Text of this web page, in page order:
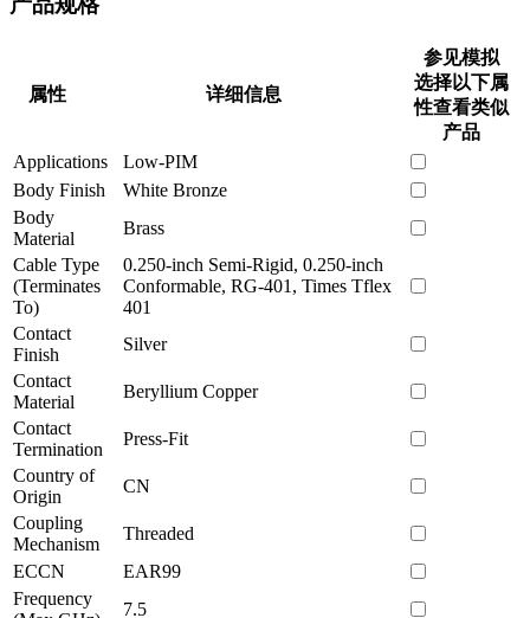
属性 详细信息
参见模拟
选择以下属
性查看类似
产品
Applications
Low-PIM
Body Finish
White Bronze
Body
Material
Brass
Cable Type
(Terminates
To)
0.250-inch Semi-Rigid, 0.250-inch
Conformable, RG-401, Times Tflex
401
Contact
Finish
Silver
Contact
Material
Beryllium Copper
Contact
Termination
Press-Fit
Country of
Origin
CN
Coupling
Mechanism
Threaded
ECCN
EAR99
Frequency
7.5